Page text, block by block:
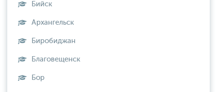
Бийск
Архангельск
Биробиджан
Благовещенск
Бор